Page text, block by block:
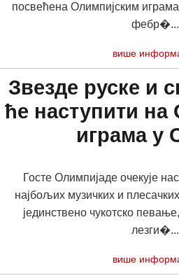
посвећена Олимпијским
више
Звезде руске и
ће наступити на
играма у
Госте Олимпијаде очекује
најбољих музичких и
јединствено чукотско
више